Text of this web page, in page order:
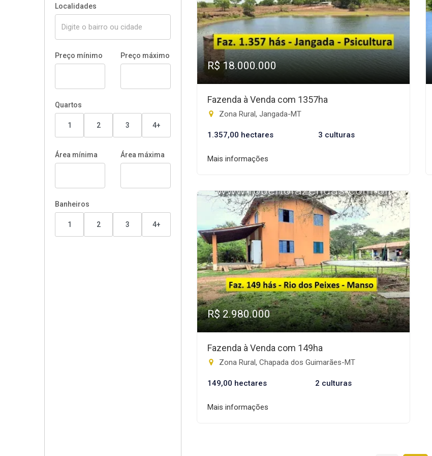
Localidades
Preço mínimo Preço máximo
Quartos
1 2 3 4+
Área mínima Área máxima
Banheiros
1 2 3 4+
R$ 18.000.000
Fazenda à Venda com 1357ha
Zona Rural, Jangada-MT
1.357,00 hectares 3 culturas
Mais informações
R$ 2.980.000
Fazenda à Venda com 149ha
Zona Rural, Chapada dos Guimarães-MT
149,00 hectares 2 culturas
Mais informações